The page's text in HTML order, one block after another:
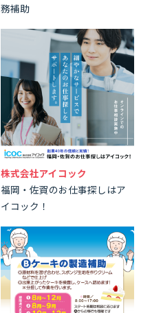
務補助
株式会社アイコック
福岡・佐賀のお仕事探しはア
イコック！